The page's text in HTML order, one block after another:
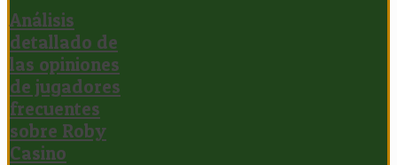
Análisis
detallado de
las opiniones
de jugadores
frecuentes
sobre Roby
Casino